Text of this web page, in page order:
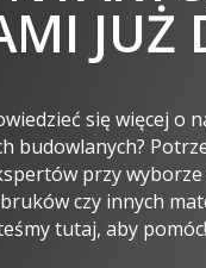
JUŻ
się więcej o
budowlanych?
przy wyborze
czy innych
tutaj, aby pomóc!